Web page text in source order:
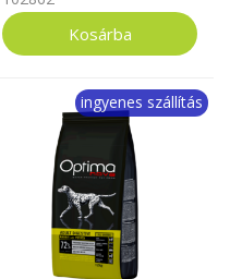
ingyenes szállítás